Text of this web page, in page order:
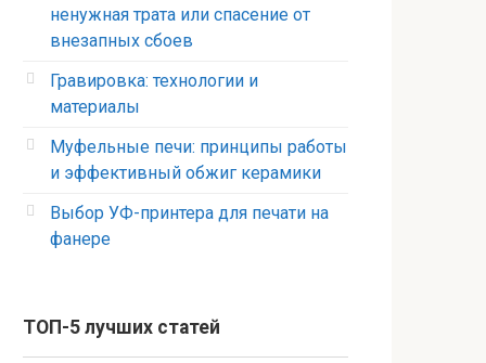
ненужная трата или спасение от
внезапных сбоев
Гравировка: технологии и
материалы
Муфельные печи: принципы работы
и эффективный обжиг керамики
Выбор УФ-принтера для печати на
фанере
ТОП-5 лучших статей